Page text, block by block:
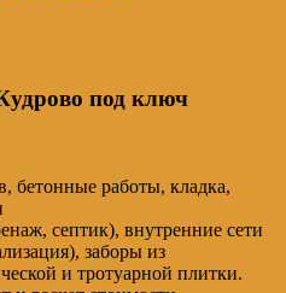
под ключ
бетонные работы, кладка,
септик), внутренние сети
заборы из
и тротуарной плитки.